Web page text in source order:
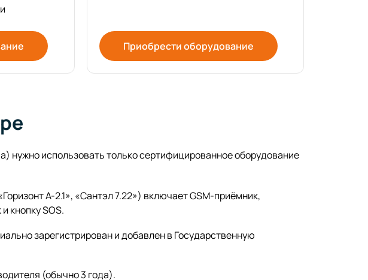
Приобрести оборудование
нужно использовать только сертифицированное оборудование
А-2.1», «Сантэл 7.22») включает GSM-приёмник,
кнопку SOS.
зарегистрирован и добавлен в Государственную
(обычно 3 года).